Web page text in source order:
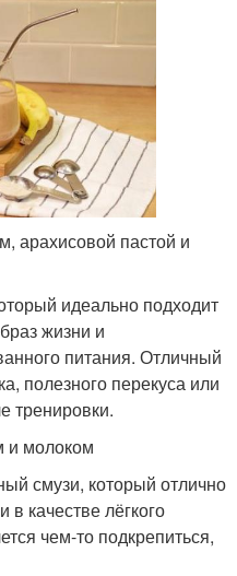
арахисовой пастой и
идеально подходит
жизни и
питания. Отличный
полезного перекуса или
тренировки.
и молоком
смузи, который отлично
в качестве лёгкого
чем-то подкрепиться,